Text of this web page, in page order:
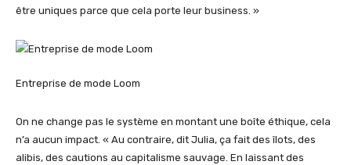
être uniques parce que cela porte leur business. »
Entreprise de mode Loom
On ne change pas le système en montant une boîte éthique, cela
n’a aucun impact. « Au contraire, dit Julia, ça fait des îlots, des
alibis, des cautions au capitalisme sauvage. En laissant des